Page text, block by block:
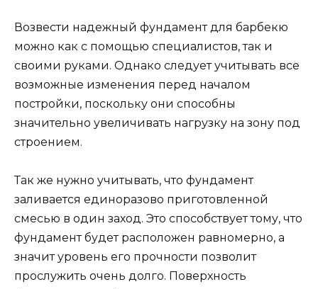
Возвести надежный фундамент для барбекю
можно как с помощью специалистов, так и
своими руками. Однако следует учитывать все
возможные изменения перед началом
постройки, поскольку они способны
значительно увеличивать нагрузку на зону под
строением.
Так же нужно учитывать, что фундамент
заливается единоразово приготовленной
смесью в один заход. Это способствует тому, что
фундамент будет расположен равномерно, а
значит уровень его прочности позволит
прослужить очень долго. Поверхность